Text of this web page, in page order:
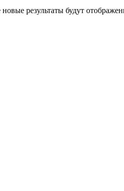
результаты будут